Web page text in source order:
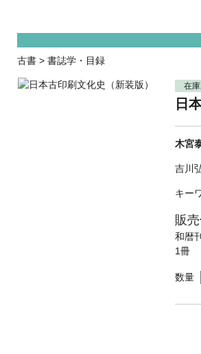
古書 > 書誌学・目録
在庫
日
木宮
吉川
キー
販
和暦
1冊
数量